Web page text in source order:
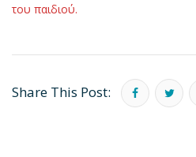
του παιδιού.
Share This Post: